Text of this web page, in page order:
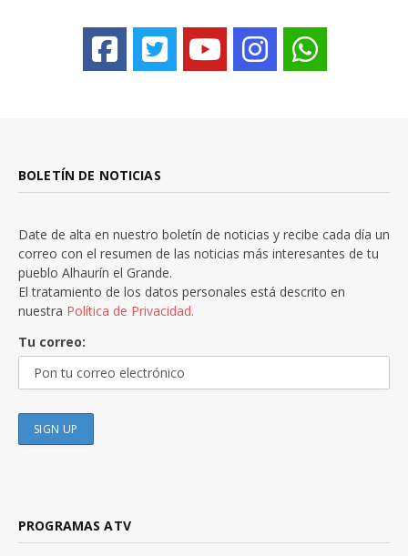
BOLETÍN DE NOTICIAS
Date de alta en nuestro boletín de noticias y recibe cada día un
correo con el resumen de las noticias más interesantes de tu
pueblo Alhaurín el Grande.
El tratamiento de los datos personales está descrito en
nuestra Política de Privacidad.
Tu correo:
PROGRAMAS ATV